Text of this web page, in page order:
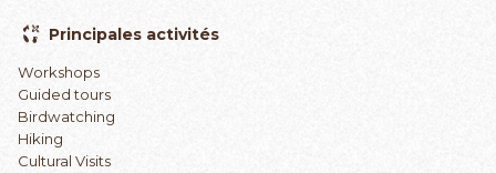
Principales activités
Workshops
Guided tours
Birdwatching
Hiking
Cultural Visits